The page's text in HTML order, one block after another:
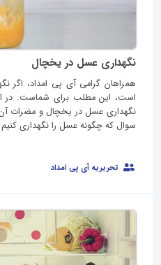
نگهداری عسل در یخچال
همراهان گرامی آی پی امداد،
است، این مطلب برای شماست. در
نگهداری عسل در یخچال و مضرات
سوال که چگونه عسل را نگهداری
تحریریه آی پی امداد